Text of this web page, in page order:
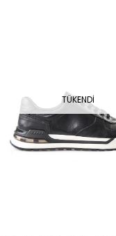
TÜKENDI